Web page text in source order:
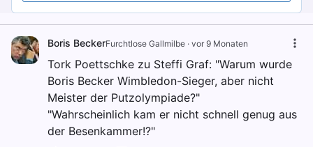
Boris BeckerFurchtlose Gallmilbe · vor 9 Monaten
Tork Poettschke zu Steffi Graf: "Warum wurde
Boris Becker Wimbledon-Sieger, aber nicht
Meister der Putzolympiade?"
"Wahrscheinlich kam er nicht schnell genug aus
der Besenkammer!?"